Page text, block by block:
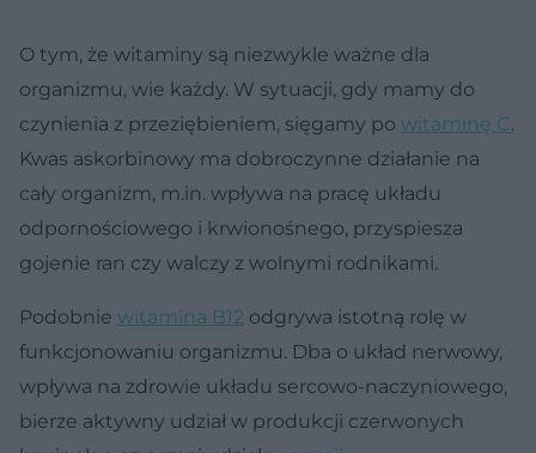
O tym, że witaminy są niezwykle ważne dla
organizmu, wie każdy. W sytuacji, gdy mamy do
czynienia z przeziębieniem, sięgamy po witaminę C.
Kwas askorbinowy ma dobroczynne działanie na
cały organizm, m.in. wpływa na pracę układu
odpornościowego i krwionośnego, przyspiesza
gojenie ran czy walczy z wolnymi rodnikami.
Podobnie witamina B12 odgrywa istotną rolę w
funkcjonowaniu organizmu. Dba o układ nerwowy,
wpływa na zdrowie układu sercowo-naczyniowego,
bierze aktywny udział w produkcji czerwonych